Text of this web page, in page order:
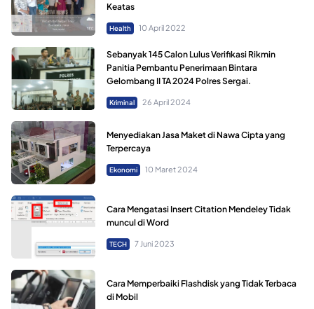
Keatas
Health 10 April 2022
Sebanyak 145 Calon Lulus Verifikasi Rikmin
Panitia Pembantu Penerimaan Bintara
Gelombang II TA 2024 Polres Sergai.
Kriminal 26 April 2024
Menyediakan Jasa Maket di Nawa Cipta yang
Terpercaya
Ekonomi 10 Maret 2024
Cara Mengatasi Insert Citation Mendeley Tidak
muncul di Word
TECH 7 Juni 2023
Cara Memperbaiki Flashdisk yang Tidak Terbaca
di Mobil